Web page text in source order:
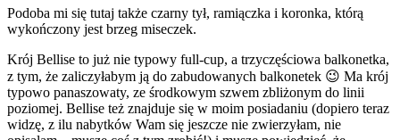
Podoba mi się tutaj także czarny tył, ramiączka i koronka, którą
wykończony jest brzeg miseczek.
Krój Bellise to już nie typowy full-cup, a trzyczęściowa balkonetka,
z tym, że zaliczyłabym ją do zabudowanych balkonetek 😉 Ma krój
typowo panaszowaty, ze środkowym szwem zbliżonym do linii
poziomej. Bellise też znajduje się w moim posiadaniu (dopiero teraz
widzę, z ilu nabytków Wam się jeszcze nie zwierzyłam, nie